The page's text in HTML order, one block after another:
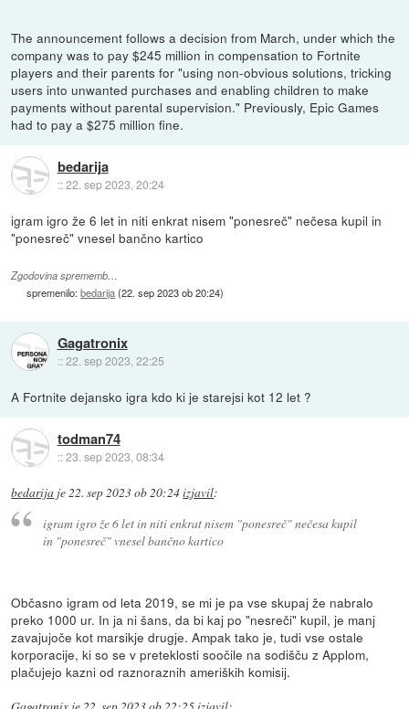
The announcement follows a decision from March, under which the
company was to pay $245 million in compensation to Fortnite
players and their parents for "using non-obvious solutions, tricking
users into unwanted purchases and enabling children to make
payments without parental supervision." Previously, Epic Games
had to pay a $275 million fine.
bedarija
::22. sep 2023, 20:24
igram igro že 6 let in niti enkrat nisem "ponesreč" nečesa kupil in
"ponesreč" vnesel bančno kartico
Zgodovina sprememb…
spremenilo:bedarija(22. sep 2023 ob 20:24)
Gagatronix
::22. sep 2023, 22:25
A Fortnite dejansko igra kdo ki je starejsi kot 12 let ?
todman74
::23. sep 2023, 08:34
bedarija je22. sep 2023 ob 20:24izjavil:
igram igro že 6 let in niti enkrat nisem "ponesreč" nečesa kupil
in "ponesreč" vnesel bančno kartico
Občasno igram od leta 2019, se mi je pa vse skupaj že nabralo
preko 1000 ur. In ja ni šans, da bi kaj po "nesreči" kupil, je manj
zavajujoče kot marsikje drugje. Ampak tako je, tudi vse ostale
korporacije, ki so se v preteklosti soočile na sodišču z Applom,
plačujejo kazni od raznoraznih ameriških komisij.